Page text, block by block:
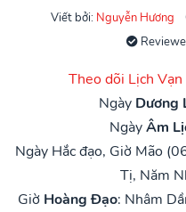
Viết bởi: Nguyễn Hương
Theo dõi Lịch
Ngày Dương
NgàyÂm
Ngày Hắc đạo, Giờ Mão
Tị, Năm
Giờ Hoàng Đạo: Nhâm